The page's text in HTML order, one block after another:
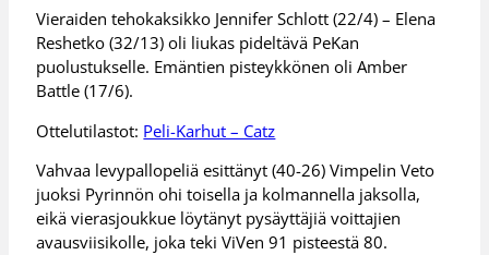
Vieraiden tehokaksikko Jennifer Schlott (22/4) – Elena
Reshetko (32/13) oli liukas pideltävä PeKan
puolustukselle. Emäntien pisteykkönen oli Amber
Battle (17/6).
Ottelutilastot: Peli-Karhut – Catz
Vahvaa levypallopeliä esittänyt (40-26) Vimpelin Veto
juoksi Pyrinnön ohi toisella ja kolmannella jaksolla,
eikä vierasjoukkue löytänyt pysäyttäjiä voittajien
avausviisikolle, joka teki ViVen 91 pisteestä 80.